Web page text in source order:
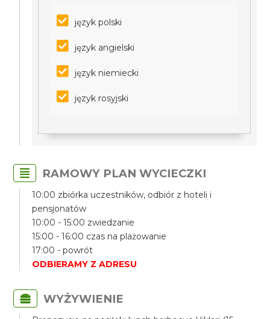
język polski
język angielski
język niemiecki
język rosyjski
RAMOWY PLAN WYCIECZKI
10:00 zbiórka uczestników, odbiór z hoteli i
pensjonatów
10:00 - 15:00 zwiedzanie
15:00 - 16:00 czas na plażowanie
17:00 - powrót
ODBIERAMY Z ADRESU
WYŻYWIENIE